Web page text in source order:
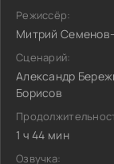
Режиссёр:
Митрий
Сценарий:
Александр
Борисов
1 ч 44 мин
Озвучка: